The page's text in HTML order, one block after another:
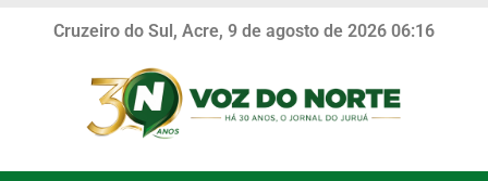
Cruzeiro do Sul, Acre, 9 de agosto de 2026 06:16